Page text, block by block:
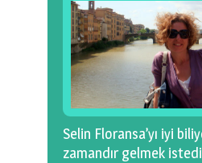
Selin Floransa’yı iyi
zamandır gelmek